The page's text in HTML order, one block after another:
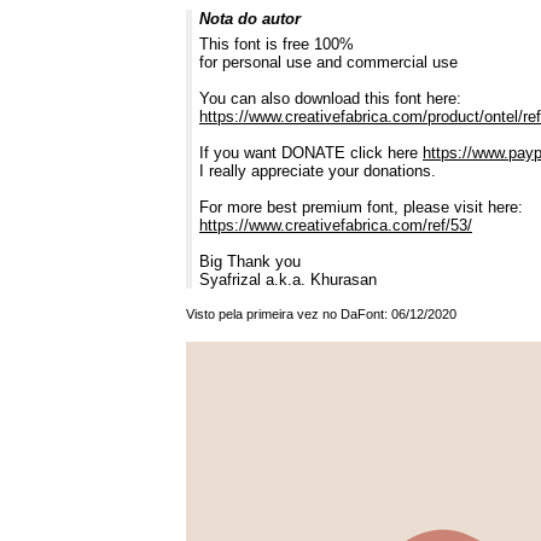
Nota do autor
This font is free 100%
for personal use and commercial use
You can also download this font here:
https://www.creativefabrica.com/product/ontel/
If you want DONATE click here https://
I really appreciate your donations.
For more best premium font, please visit here:
https://www.creativefabrica.com/ref/53/
Big Thank you
Syafrizal a.k.a. Khurasan
Visto pela primeira vez no DaFont: 06/12/2020